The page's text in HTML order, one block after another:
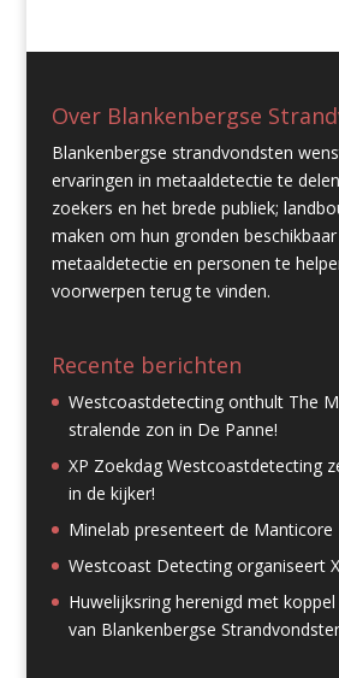
Over Blankenbergse
Blankenbergse strandvondsten
ervaringen in metaaldetectie te
zoekers en het brede publiek;
maken om hun gronden
metaaldetectie en personen te
voorwerpen terug te vinden.
Recente berichten
Westcoastdetecting onthult The
stralende zon in De Panne!
XP Zoekdag Westcoastdetecting
in de kijker!
Minelab presenteert de Manticore
Westcoast Detecting organiseert
Huwelijksring herenigd met
van Blankenbergse